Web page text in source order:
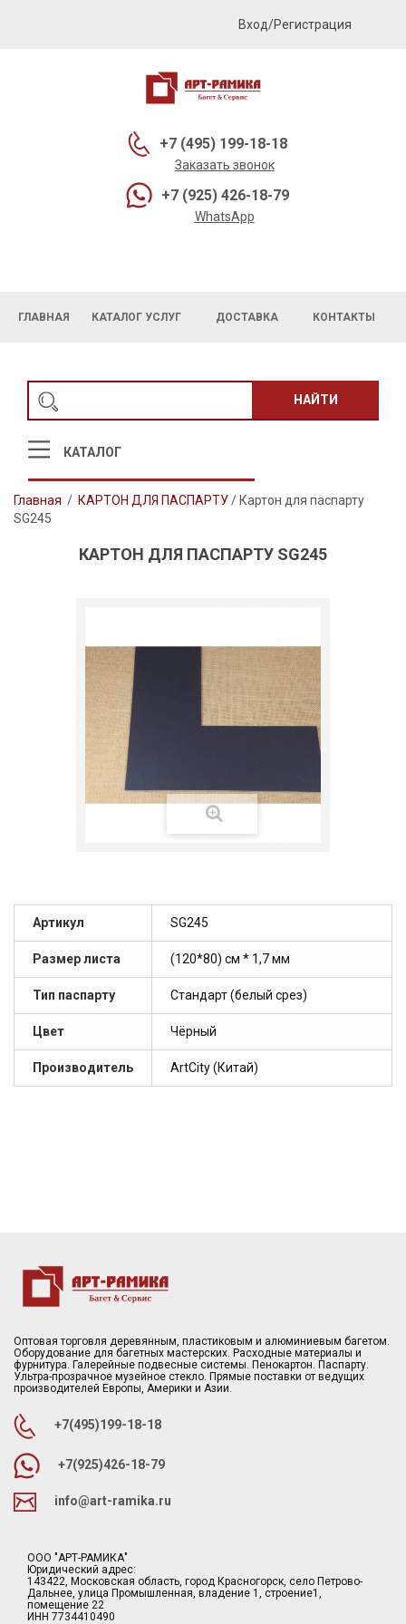
Вход/Регистрация
+7 (495) 199-18-18
Заказать звонок
+7 (925) 426-18-79
WhatsApp
ГЛАВНАЯ КАТАЛОГ УСЛУГ ДОСТАВКА КОНТАКТЫ
НАЙТИ
КАТАЛОГ
Главная / КАРТОН ДЛЯ ПАСПАРТУ/ Картон для паспарту
SG245
КАРТОН ДЛЯ ПАСПАРТУ SG245
Артикул SG245
Размер листа (120*80) см * 1,7 мм
Тип паспарту Стандарт (белый срез)
Цвет Чёрный
Производитель ArtCity (Китай)
Оптовая торговля деревянным, пластиковым и алюминиевым багетом.
Оборудование для багетных мастерских. Расходные материалы и
фурнитура. Галерейные подвесные системы. Пенокартон. Паспарту.
Ультра-прозрачное музейное стекло. Прямые поставки от ведущих
производителей Европы, Америки и Азии.
+7(495)199-18-18
+7(925)426-18-79
info@art-ramika.ru
ООО "АРТ-РАМИКА"
Юридический адрес:
143422, Московская область, город Красногорск, село Петрово-
Дальнее, улица Промышленная, владение 1, строение1,
помещение 22
ИНН 7734410490